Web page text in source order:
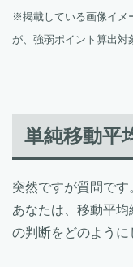
※掲載している画像イメ
が、強弱ポイント算出対
単純移動平
突然ですが質問です
あなたは、移動平
の判断をどのように